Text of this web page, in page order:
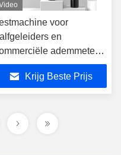
voor
en
ademmeters
3000-
Krijg Beste Prijs